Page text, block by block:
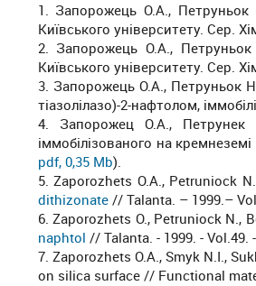
1. Запорожець О.А., Петруньок
Київського університету. Сер.
2. Запорожець О.А., Петруньок
Київського університету. Сер.
3. Запорожець О.А., Петруньок
тіазолілазо)-2-нафтолом,
4. Запорожец О.А., Петрунек
іммобілізованого на
pdf, 0,35 Mb).
5. Zaporozhets O.A., Petruniock
dithizonate// Talanta. – 1999.–
6. Zaporozhets O., Petruniock N.,
naphtol // Talanta. - 1999. - Vol.49.
7. Zaporozhets O.A., Smyk N.I.,
on silica surface // Functional